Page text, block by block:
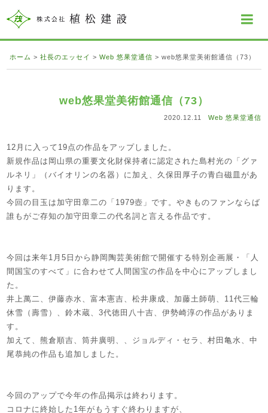
ホーム >社長のエッセイ >Web 悠果堂通信 >web悠果堂美術館通信（73）
web悠果堂美術館通信（73）
2020.12.11 Web 悠果堂通信
12月に入って19点の作品をアップしました。
新規作品は岡山県の重要文化財保持者に認定された島村光の「グァ
ルネリ」（バイオリンの名器）に加え、久保田厚子の青白磁皿があ
ります。
今回の目玉は加守田章二の「1979壺」です。やきものファンならば
誰もがご存知の加守田章二の代名詞と言える作品です。
今回は来年1月5日から静岡陶芸美術館で開催する特別企画展・「人
間国宝のすべて」に合わせて人間国宝の作品を中心にアップしまし
た。
井上萬二、伊藤赤水、富本憲吉、松井康成、加藤土師萌、11代三輪
休雪（壽雪）、鈴木蔵、3代徳田八十吉、伊勢崎淳の作品がありま
す。
加えて、熊倉順吉、筒井廣明、、ジョルディ・セラ、村田亀水、中
尾恭純の作品も追加しました。
今回のアップで今年の作品掲示は終わります。
コロナに終始した1年がもうすぐ終わりますが、